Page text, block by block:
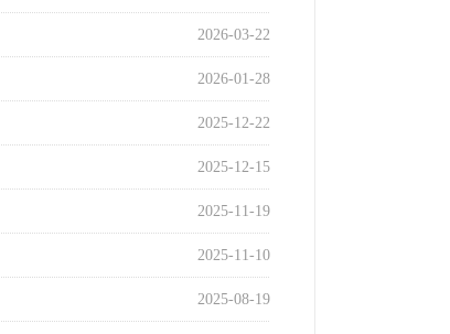
2026-03-22
2026-01-28
2025-12-22
2025-12-15
2025-11-19
2025-11-10
2025-08-19